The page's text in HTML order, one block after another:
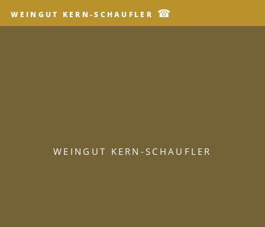
WEINGUT KERN-SCHAUFLER ☎
WEINGUT KERN-SCHAUFLER